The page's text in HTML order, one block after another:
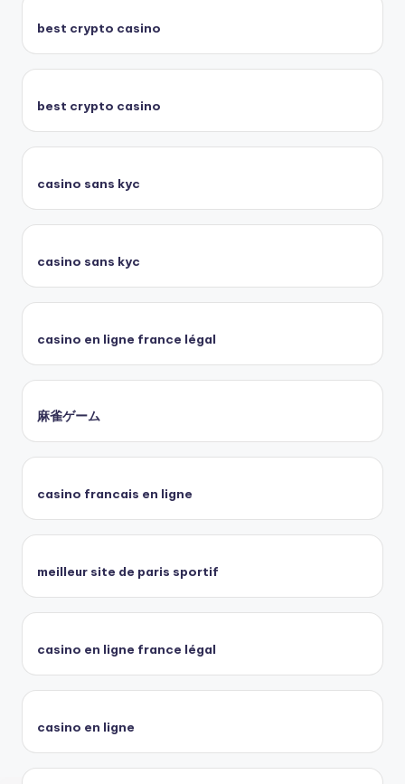
best crypto casino
best crypto casino
casino sans kyc
casino sans kyc
casino en ligne france légal
麻雀ゲーム
casino francais en ligne
meilleur site de paris sportif
casino en ligne france légal
casino en ligne